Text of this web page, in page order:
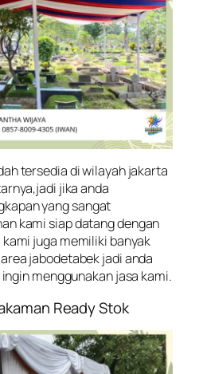
tersedia di wilayah jakarta
jika anda
yang sangat
kami siap datang dengan
juga memiliki banyak
jabodetabek jadi anda
menggunakan jasa kami.
Ready Stok